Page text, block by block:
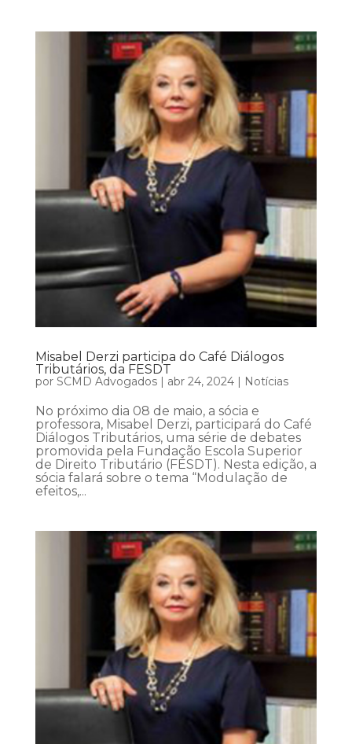
Misabel Derzi participa do Café Diálogos
Tributários, da FESDT
por SCMD Advogados| abr 24, 2024| Notícias
No próximo dia 08 de maio, a sócia e
professora, Misabel Derzi, participará do Café
Diálogos Tributários, uma série de debates
promovida pela Fundação Escola Superior
de Direito Tributário (FESDT). Nesta edição, a
sócia falará sobre o tema “Modulação de
efeitos,...